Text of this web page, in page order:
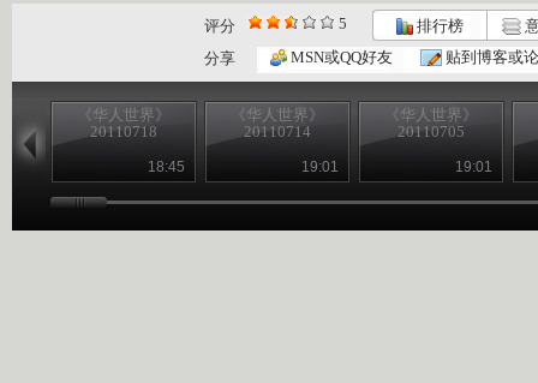
评分 5 排行榜
分享
MSN或QQ好友 贴到博客或
《华人世界》
20110718
18:45
《华人世界》
20110714
19:01
《华人世界》
20110705
19:01